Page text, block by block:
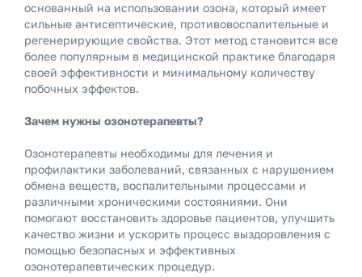
основанный на использовании озона, который имеет
сильные антисептические, противовоспалительные и
регенерирующие свойства. Этот метод становится все
более популярным в медицинской практике благодаря
своей эффективности и минимальному количеству
побочных эффектов.
Зачем нужны озонотерапевты?
Озонотерапевты необходимы для лечения и
профилактики заболеваний, связанных с нарушением
обмена веществ, воспалительными процессами и
различными хроническими состояниями. Они
помогают восстановить здоровье пациентов, улучшить
качество жизни и ускорить процесс выздоровления с
помощью безопасных и эффективных
озонотерапевтических процедур.